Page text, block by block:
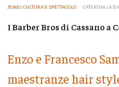
JONIO CULTURA E SPETTACOLO CATERINA LA
I Barber Bros di Cassano a
Enzo e Francesco
maestranze hair